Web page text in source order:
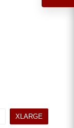
XLARGE